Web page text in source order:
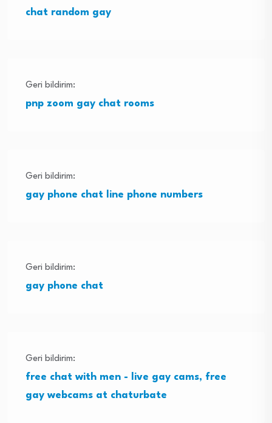
chat random gay
Geri bildirim:
pnp zoom gay chat rooms
Geri bildirim:
gay phone chat line phone numbers
Geri bildirim:
gay phone chat
Geri bildirim:
free chat with men - live gay cams, free
gay webcams at chaturbate